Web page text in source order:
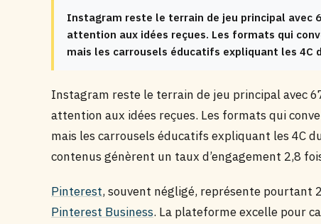
Instagram reste le terrain de jeu principal avec
attention aux idées reçues. Les formats qui
mais les carrousels éducatifs expliquant les
Instagram reste le terrain de jeu principal avec
attention aux idées reçues. Les formats qui
mais les carrousels éducatifs expliquant les 4C
contenus génèrent un taux d’engagement 2,8
Pinterest, souvent négligé, représente pourtant
Pinterest Business. La plateforme excelle pour